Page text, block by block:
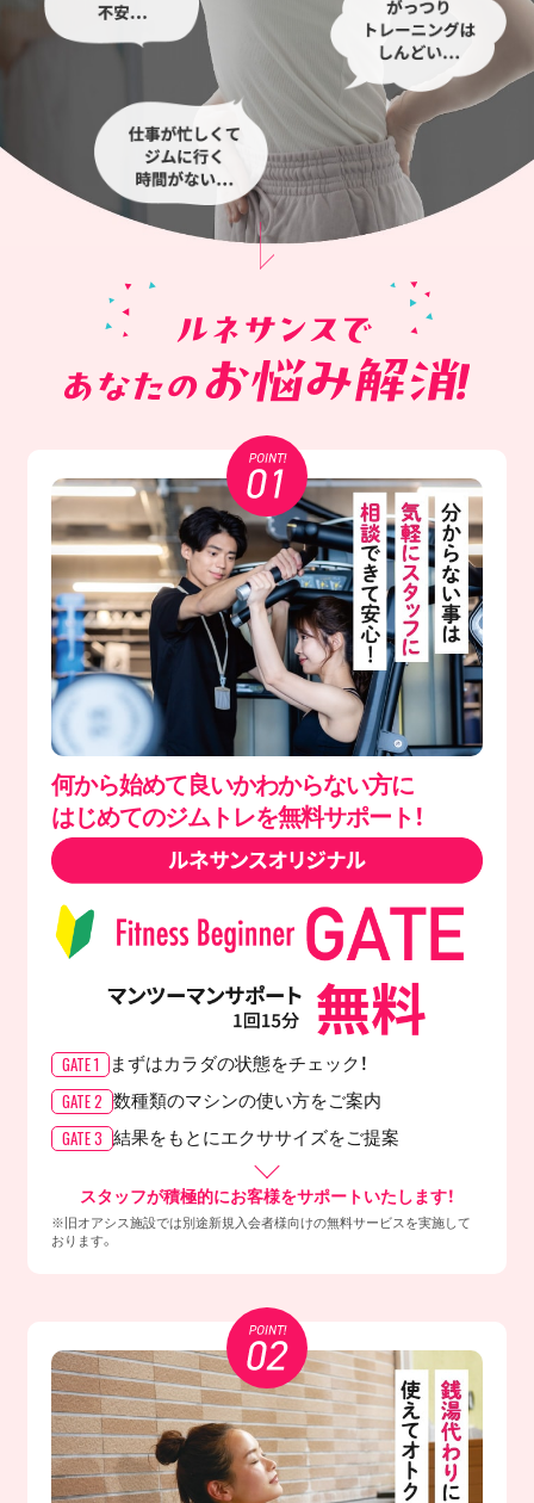
何から始めて良いかわからない方に
はじめてのジムトレを無料サポート！
GATE 1 まずはカラダの状態をチェック！
GATE 2 数種類のマシンの使い方をご案内
GATE 3 結果をもとにエクササイズをご提案
スタッフが積極的にお客様をサポートいたします！
※旧オアシス施設では別途新規入会者様向けの無料サービスを実施して
おります。